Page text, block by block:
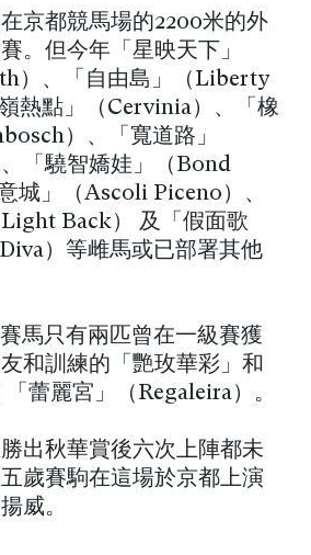
京都競馬場的2200米的外
。但今年「星映天下」
）、「自由島」（Liberty
熱點」（Cervinia）、「橡
）、「寬道路」
、「驍智嬌娃」（Bond
城」（Ascoli Piceno）、
Light Back） 及「假面歌
）等雌馬或已部署其他
馬只有兩匹曾在一級賽獲
和訓練的「艷玫華彩」和
蕾麗宮」（Regaleira）。
勝出秋華賞後六次上陣都未
歲賽駒在這場於京都上演
威。